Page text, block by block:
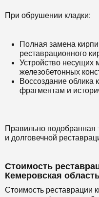
При обрушении кладки:
Полная замена
реставрационного
Устройство несущих
железобетонных
Воссоздание облика
фрагментам и
Правильно подобранная
и долговечной
Стоимость
Кемеровская
Стоимость реставрации